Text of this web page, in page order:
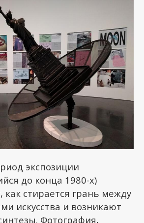
экспозиции
до конца 1980-х)
как стирается грань между
искусства и возникают
Фотография,